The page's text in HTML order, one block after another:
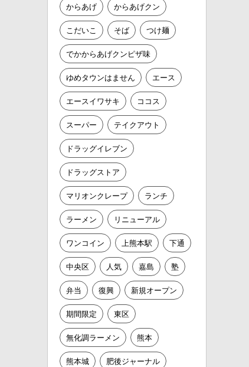
からあげ からあげクン
こだいこ そば つけ麺
でかからあげクンピザ味
ゆめタウンはません エース
エースイワサキ ココス
スーパー テイクアウト
ドラッグイレブン
ドラッグストア
マリオンクレープ ランチ
ラーメン リニューアル
ワンコイン 上熊本駅 下通
中央区 人気 嘉島 塾
弁当 復興 新規オープン
期間限定 東区
無化調ラーメン 熊本
熊本城 肥後ジャーナル